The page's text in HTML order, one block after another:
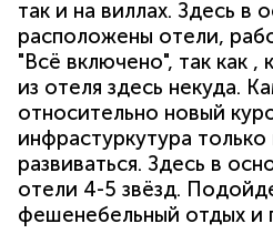
так и на виллах. Здесь в
расположены отели,
"Всё включено", так как ,
из отеля здесь некуда.
относительно новый
инфрастуркутура только
развиваться. Здесь в
отели 4-5 звёзд.
фешенебельный отдых и